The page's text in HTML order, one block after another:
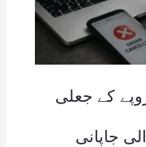
پر 75 کروڑ روپے کے جعلی
جاپانی